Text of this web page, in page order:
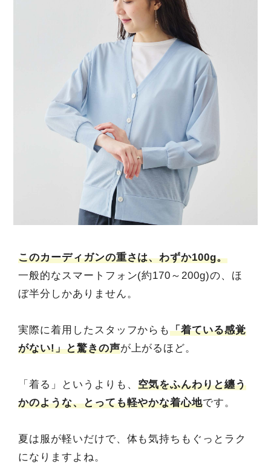
このカーディガンの重さは、わずか100g。
一般的なスマートフォン(約170～200g)の、ほ
ぼ半分しかありません。
実際に着用したスタッフからも「着ている感覚
がない!」と驚きの声が上がるほど。
「着る」というよりも、 空気をふんわりと纏う
かのような、とっても軽やかな着心地です。
夏は服が軽いだけで、体も気持ちもぐっとラク
になりますよね。